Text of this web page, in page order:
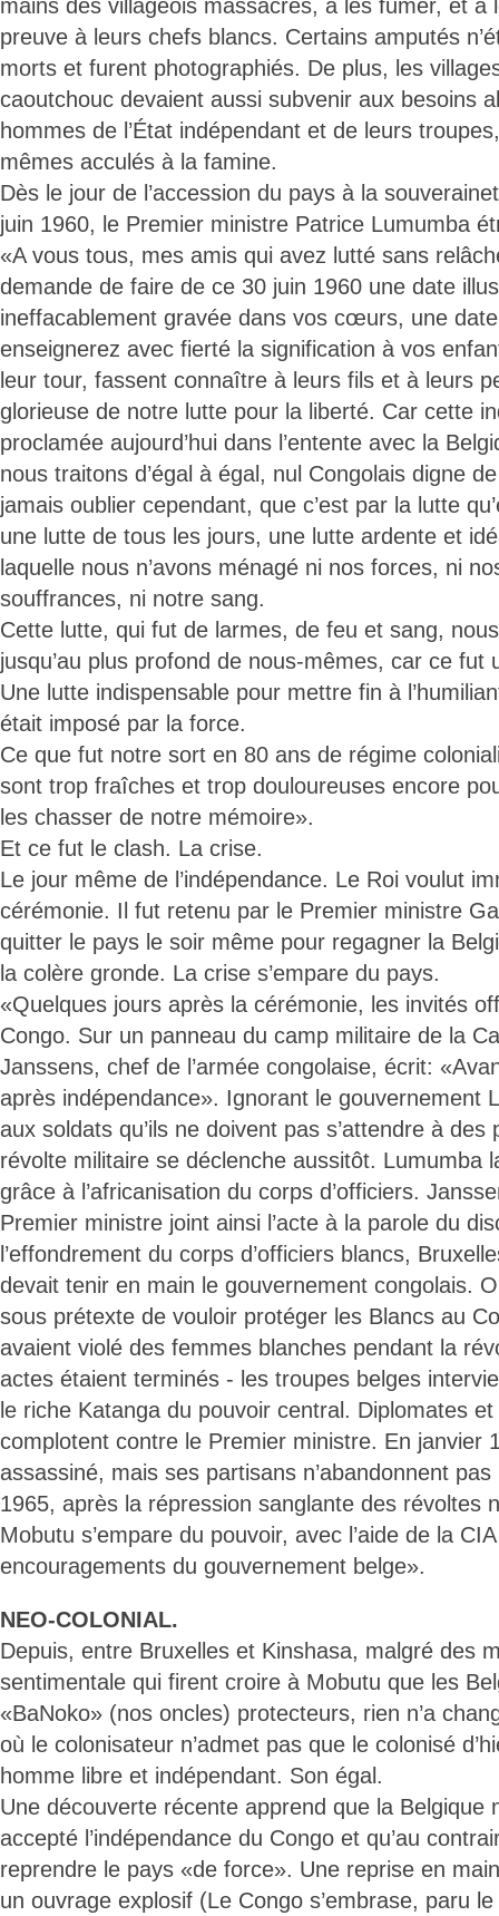
mains des villageois massacrés, à les fumer, et à
preuve à leurs chefs blancs. Certains amputés
morts et furent photographiés. De plus, les
caoutchouc devaient aussi subvenir aux besoins
hommes de l’État indépendant et de leurs
mêmes acculés à la famine.
Dès le jour de l’accession du pays à la
juin 1960, le Premier ministre Patrice Lumumba
«A vous tous, mes amis qui avez lutté sans
demande de faire de ce 30 juin 1960 une date
ineffacablement gravée dans vos cœurs, une
enseignerez avec fierté la signification à vos
leur tour, fassent connaître à leurs fils et à leurs
glorieuse de notre lutte pour la liberté. Car cette
proclamée aujourd’hui dans l’entente avec la
nous traitons d’égal à égal, nul Congolais digne
jamais oublier cependant, que c’est par la lutte
une lutte de tous les jours, une lutte ardente et
laquelle nous n’avons ménagé ni nos forces, ni
souffrances, ni notre sang.
Cette lutte, qui fut de larmes, de feu et sang,
jusqu’au plus profond de nous-mêmes, car ce fut
Une lutte indispensable pour mettre fin à
était imposé par la force.
Ce que fut notre sort en 80 ans de régime
sont trop fraîches et trop douloureuses encore
les chasser de notre mémoire».
Et ce fut le clash. La crise.
Le jour même de l’indépendance. Le Roi voulut
cérémonie. Il fut retenu par le Premier ministre
quitter le pays le soir même pour regagner la
la colère gronde. La crise s’empare du pays.
«Quelques jours après la cérémonie, les invités
Congo. Sur un panneau du camp militaire de la
Janssens, chef de l’armée congolaise, écrit:
après indépendance». Ignorant le gouvernement
aux soldats qu’ils ne doivent pas s’attendre à des
révolte militaire se déclenche aussitôt. Lumumba
grâce à l’africanisation du corps d’officiers.
Premier ministre joint ainsi l’acte à la parole du
l’effondrement du corps d’officiers blancs,
devait tenir en main le gouvernement congolais.
sous prétexte de vouloir protéger les Blancs au
avaient violé des femmes blanches pendant la
actes étaient terminés - les troupes belges
le riche Katanga du pouvoir central. Diplomates
complotent contre le Premier ministre. En janvier
assassiné, mais ses partisans n’abandonnent
1965, après la répression sanglante des révoltes
Mobutu s’empare du pouvoir, avec l’aide de la
encouragements du gouvernement belge».
NEO-COLONIAL.
Depuis, entre Bruxelles et Kinshasa, malgré des
sentimentale qui firent croire à Mobutu que les
«BaNoko» (nos oncles) protecteurs, rien n’a
où le colonisateur n’admet pas que le colonisé
homme libre et indépendant. Son égal.
Une découverte récente apprend que la Belgique
accepté l’indépendance du Congo et qu’au
reprendre le pays «de force». Une reprise en
un ouvrage explosif (Le Congo s’embrase, paru